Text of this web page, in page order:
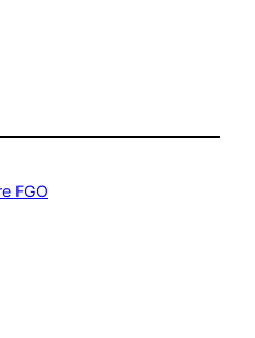
FGO